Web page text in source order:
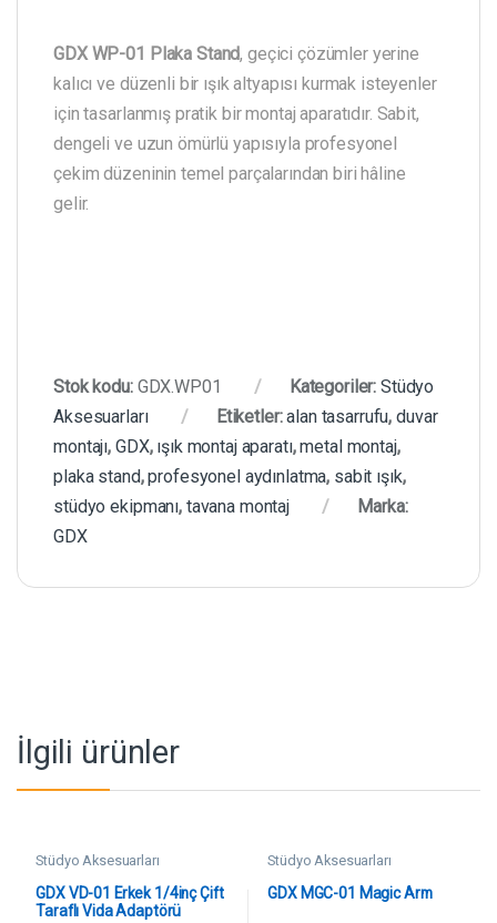
GDX WP-01 Plaka Stand, geçici çözümler yerine
kalıcı ve düzenli bir ışık altyapısı kurmak isteyenler
için tasarlanmış pratik bir montaj aparatıdır. Sabit,
dengeli ve uzun ömürlü yapısıyla profesyonel
çekim düzeninin temel parçalarından biri hâline
gelir.
Stok kodu: GDX.WP01 Kategoriler:Stüdyo
Aksesuarları
Etiketler:alan tasarrufu,duvar
montajı, GDX, ışık montaj aparatı,metal montaj,
plaka stand,profesyonel aydınlatma, sabit ışık,
stüdyo ekipmanı, tavana montaj
Marka:
GDX
İlgili ürünler
Stüdyo Aksesuarları
GDX VD-01 Erkek 1/4inç Çift
Taraflı Vida Adaptörü
Stüdyo Aksesuarları
GDX MGC-01 Magic Arm